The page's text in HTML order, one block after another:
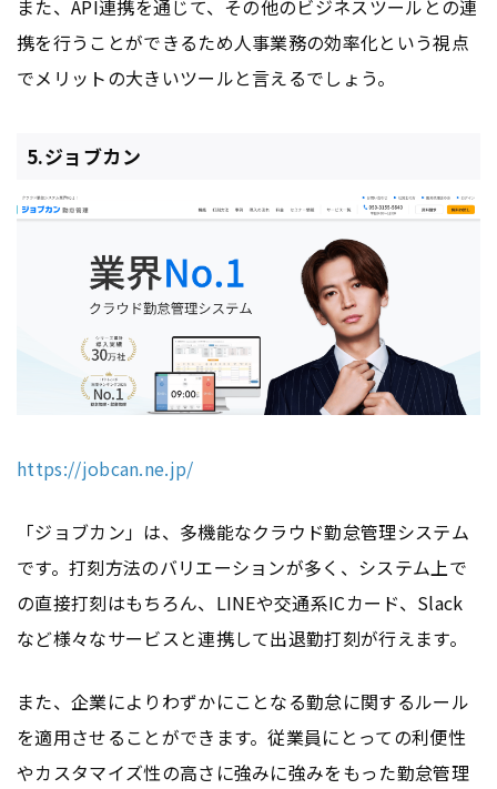
また、API連携を通じて、その他のビジネスツールとの連
携を行うことができるため人事業務の効率化という視点
でメリットの大きいツールと言えるでしょう。
5.ジョブカン
https://jobcan.ne.jp/
「ジョブカン」は、多機能なクラウド勤怠管理システム
です。打刻方法のバリエーションが多く、システム上で
の直接打刻はもちろん、LINEや交通系ICカード、Slack
など様々なサービスと連携して出退勤打刻が行えます。
また、企業によりわずかにことなる勤怠に関するルール
を適用させることができます。従業員にとっての利便性
やカスタマイズ性の高さに強みに強みをもった勤怠管理